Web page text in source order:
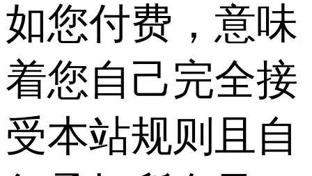
如您付费，意味
着您自己完全接
受本站规则且自